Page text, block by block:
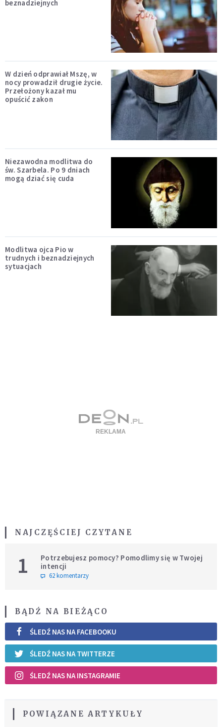
beznadziejnych
W dzień odprawiał Mszę, w
nocy prowadził drugie życie.
Przełożony kazał mu
opuścić zakon
Niezawodna modlitwa do
św. Szarbela. Po 9 dniach
mogą dziać się cuda
Modlitwa ojca Pio w
trudnych i beznadziejnych
sytuacjach
NAJCZĘŚCIEJ CZYTANE
1
Potrzebujesz pomocy? Pomodlimy się w Twojej
intencji
62 komentarzy
BĄDŹ NA BIEŻĄCO
ŚLEDŹ NAS NA FACEBOOKU
ŚLEDŹ NAS NA TWITTERZE
ŚLEDŹ NAS NA INSTAGRAMIE
POWIĄZANE ARTYKUŁY